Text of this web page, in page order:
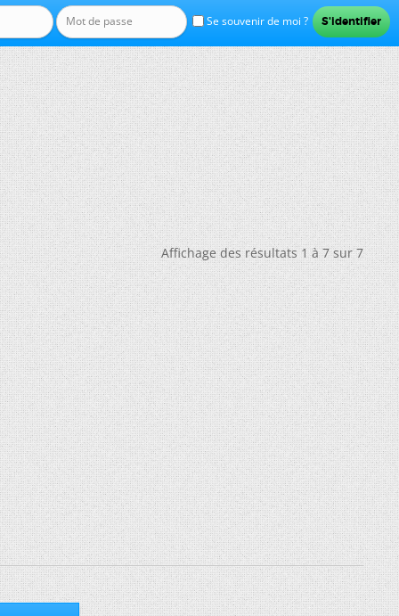
Se souvenir de moi ?
Affichage des résultats 1 à 7 sur 7